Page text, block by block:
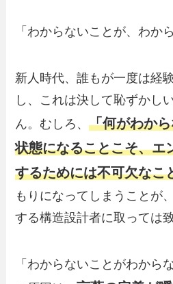
「わからないことが、わか
新人時代、誰もが一度は経
し、これは決して恥ずかし
ん。むしろ、「何がわか
状態になることこそ、エ
するためには不可欠なこ
もりになってしまうことが
する構造設計者に取っては
「わからないことがわから